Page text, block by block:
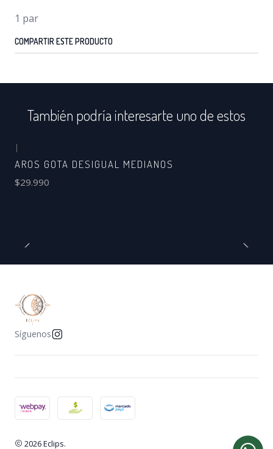
1 par
COMPARTIR ESTE PRODUCTO
También podría interesarte uno de estos
|
AROS GOTA DESIGUAL MEDIANOS
$29.990
Síguenos
2026 Eclips.